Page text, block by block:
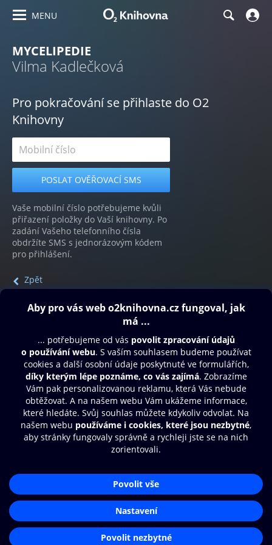
MENU
MYCELIPEDIE
Vilma Kadlečková
Pro pokračování se přihlaste do O2
Knihovny
Vaše mobilní číslo potřebujeme kvůli
přiřazení položky do Vaší knihovny. Po
zadání Vašeho telefonního čísla
obdržíte SMS s jednorázovým kódem
pro přihlášení.
Zpět
Obsah ke stažení
Moje O2 Knihovna
Další zábava
© O2 Czech Republic a.s.
Přístupnost
Zásady zpracování osobních údajů
Nastavení cookies
Aplikace O2 Knihovna
Čti a poslouchej své e-knihy a
audioknihy rychleji a pohodlněji.